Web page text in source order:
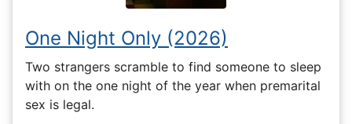
One Night Only (2026)
Two strangers scramble to find someone to sleep
with on the one night of the year when premarital
sex is legal.